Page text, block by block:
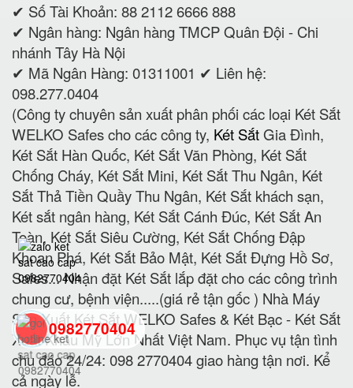
✔ Số Tài Khoản: 88 2112 6666 888
✔ Ngân hàng: Ngân hàng TMCP Quân Đội - Chi
nhánh Tây Hà Nội
✔ Mã Ngân Hàng: 01311001 ✔ Liên hệ:
098.277.0404
(Công ty chuyên sản xuất phân phối các loại Két Sắt
WELKO Safes cho các công ty, Két Sắt Gia Đình,
Két Sắt Hàn Quốc, Két Sắt Văn Phòng, Két Sắt
Chống Cháy, Két Sắt Mini, Két Sắt Thu Ngân, Két
Sắt Thả Tiền Quầy Thu Ngân, Két Sắt khách sạn,
Két sắt ngân hàng, Két Sắt Cánh Đúc, Két Sắt An
Toàn, Két Sắt Siêu Cường, Két Sắt Chống Đập
Khoan Phá, Két Sắt Bảo Mật, Két Sắt Đựng Hồ Sơ,
Safes... Nhận đặt Két Sắt lắp đặt cho các công trình
chung cư, bệnh viện.....(giá rẻ tận gốc ) Nhà Máy
Sản Xuất Két Sắt WELKO Safes & Két Bạc - Két Sắt
Xuất Khẩu Mỹ Lớn Nhất Việt Nam. Phục vụ tận tình
chu đáo 24/24: 098 2770404 giao hàng tận nơi. Kể
cả ngày lễ.
0982770404